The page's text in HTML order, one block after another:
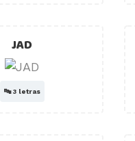
JAD
🔤3 letras